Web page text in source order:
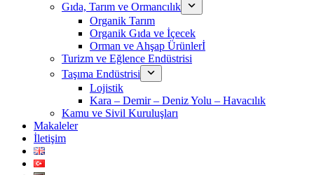
Gıda, Tarım ve Ormancılık
Organik Tarım
Organik Gıda ve İçecek
Orman ve Ahşap Ürünlerİ
Turizm ve Eğlence Endüstrisi
Taşıma Endüstrisi
Lojistik
Kara – Demir – Deniz Yolu – Havacılık
Kamu ve Sivil Kuruluşları
Makaleler
İletişim